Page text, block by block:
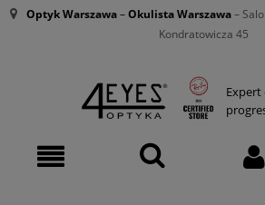
Optyk Warszawa–Okulista Warszawa–
Kondratowicza 45